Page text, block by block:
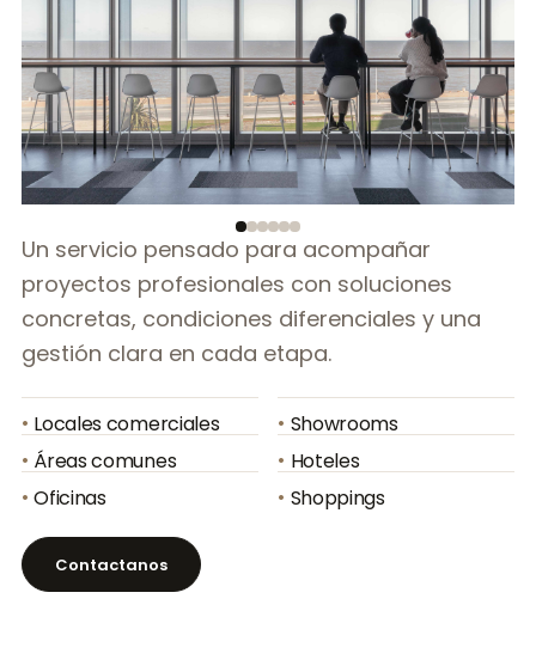
Un servicio pensado para acompañar
proyectos profesionales con soluciones
concretas, condiciones diferenciales y una
gestión clara en cada etapa.
• Locales comerciales • Showrooms
• Áreas comunes • Hoteles
• Oficinas • Shoppings
Contactanos